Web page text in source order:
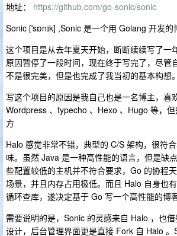
地址： https://github.com/go-sonic/sonic
Sonic [ˈsɒnɪk] ,Sonic 是一个用 Golang 开发的
这个项目是从去年夏天开始，断断续续写了一
原因暂停了一段时间，现在终于写完了，尽管
不是很完美，但是也完成了我当初的基本构想。
写这个项目的原因是我自己也是一名博主，喜
Wordpress 、typecho 、Hexo 、Hugo 等，
方
Halo 感觉非常不错，典型的 C/S 架构，很符
味。虽然 Java 是一种高性能的语言，但是缺
些配置较低的主机并不符合要求，Go 的协程
场景，并且内存占用极低。而且 Halo 自身也
循环查库，遂决定基于 Go 写一个高性能的博
需要说明的是，Sonic 的灵感来自 Halo ，也
设计，后台管理界面更是直接 Fork 自 Halo